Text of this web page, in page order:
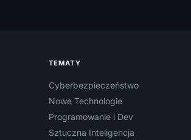
TEMATY
Cyberbezpieczeństwo
Nowe Technologie
Programowanie i Dev
Sztuczna Inteligencja